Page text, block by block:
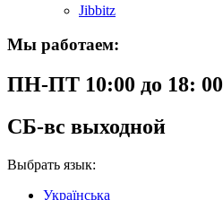
Jibbitz
Мы работаем:
ПН-ПТ 10:00 до 18: 00
СБ-вс выходной
Выбрать язык:
Українська